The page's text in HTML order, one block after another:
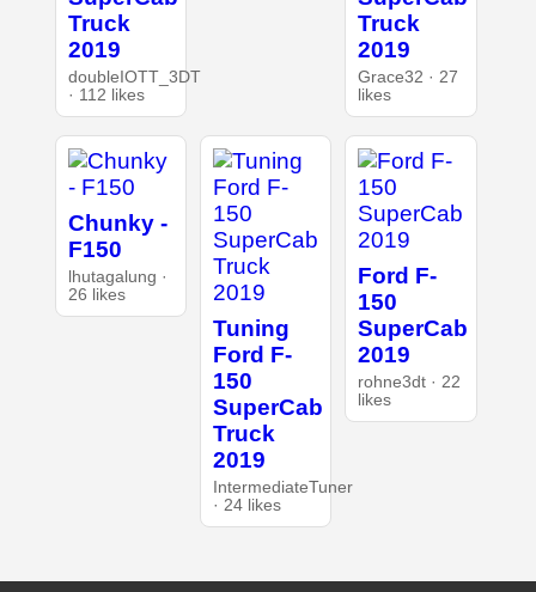
Truck
2019
doubleIOTT_3DT
· 112 likes
Truck
2019
Grace32 · 27
likes
Chunky -
F150
lhutagalung ·
26 likes
Tuning
Ford F-
150
SuperCab
Truck
2019
IntermediateTuner
· 24 likes
Ford F-
150
SuperCab
2019
rohne3dt · 22
likes